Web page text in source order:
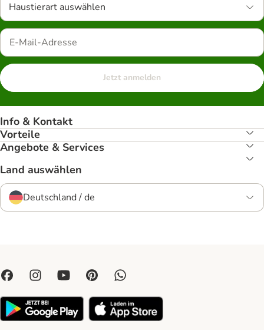
Haustierart auswählen
Jetzt anmelden
Info & Kontakt
Vorteile
Angebote & Services
Land auswählen
Deutschland / de